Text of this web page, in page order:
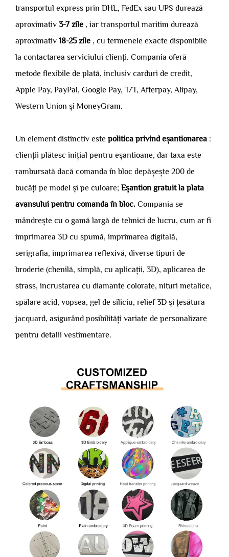
transportul express prin DHL, FedEx sau UPS durează
aproximativ 3-7 zile , iar transportul maritim durează
aproximativ 18-25 zile , cu termenele exacte disponibile
la contactarea serviciului clienți. Compania oferă
metode flexibile de plată, inclusiv carduri de credit,
Apple Pay, PayPal, Google Pay, T/T, Afterpay, Alipay,
Western Union și MoneyGram.
Un element distinctiv este politica privind eșantionarea :
clienții plătesc inițial pentru eșantioane, dar taxa este
rambursată dacă comanda în bloc depășește 200 de
bucăți pe model și pe culoare; Eșantion gratuit la plata
avansului pentru comanda în bloc. Compania se
mândrește cu o gamă largă de tehnici de lucru, cum ar fi
imprimarea 3D cu spumă, imprimarea digitală,
serigrafia, imprimarea reflexivă, diverse tipuri de
broderie (chenilă, simplă, cu aplicații, 3D), aplicarea de
strass, incrustarea cu diamante colorate, nituri metalice,
spălare acid, vopsea, gel de siliciu, relief 3D și țesătura
jacquard, asigurând posibilități variate de personalizare
pentru detalii vestimentare.